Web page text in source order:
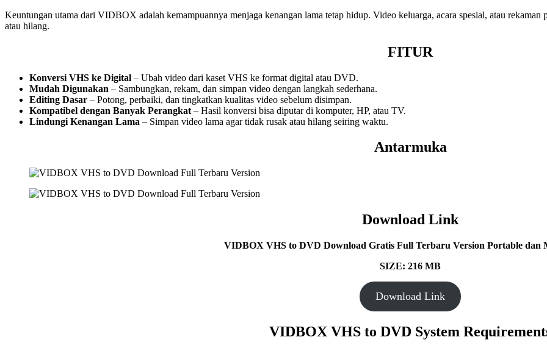
Keuntungan utama dari VIDBOX adalah kemampuannya menjaga kenangan lama tetap hidup. Video keluarga, acara spesial, atau
atau hilang.
FITUR
Konversi VHS ke Digital – Ubah video dari kaset VHS ke format digital atau DVD.
Mudah Digunakan – Sambungkan, rekam, dan simpan video dengan langkah sederhana.
Editing Dasar – Potong, perbaiki, dan tingkatkan kualitas video sebelum disimpan.
Kompatibel dengan Banyak Perangkat – Hasil konversi bisa diputar di komputer, HP, atau TV.
Lindungi Kenangan Lama – Simpan video lama agar tidak rusak atau hilang seiring waktu.
Antarmuka
Download Link
VIDBOX VHS to DVD Download Gratis Full Terbaru Version Portable dan
SIZE: 216 MB
Download Link
VIDBOX VHS to DVD System